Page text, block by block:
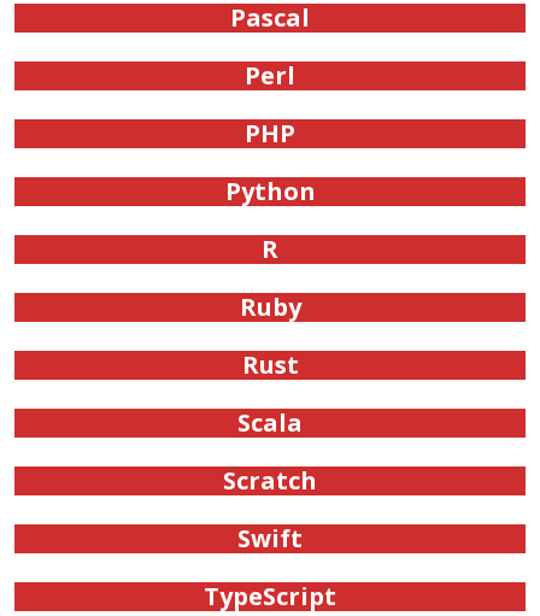
Pascal
Perl
PHP
Python
R
Ruby
Rust
Scala
Scratch
Swift
TypeScript